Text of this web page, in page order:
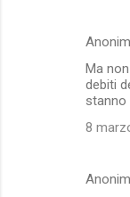
Ma
debiti
stanno
8